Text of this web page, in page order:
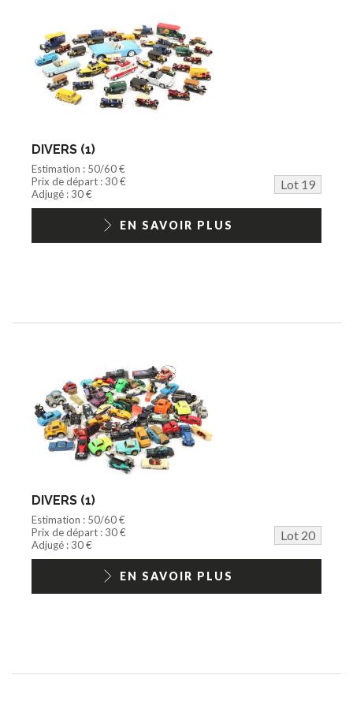
DIVERS (1)
Estimation : 50/60 €
Prix de départ : 30 €
Lot 19
Adjugé : 30 €
EN SAVOIR PLUS
DIVERS (1)
Estimation : 50/60 €
Prix de départ : 30 €
Lot 20
Adjugé : 30 €
EN SAVOIR PLUS